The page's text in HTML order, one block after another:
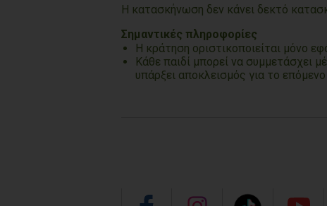
Η κατασκήνωση δεν κάνει δεκτό
Σημαντικές πληροφορίες
Η κράτηση οριστικοποιείται μόνο
Κάθε παιδί μπορεί να συμμετάσχει
υπάρξει αποκλεισμός για το